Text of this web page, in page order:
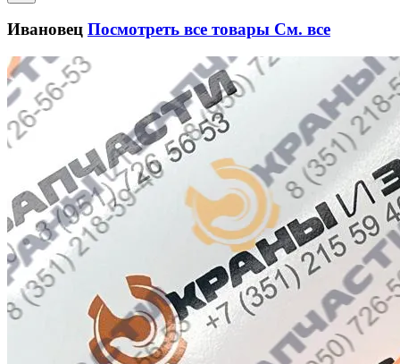
Ивановец Посмотреть все товары См. все